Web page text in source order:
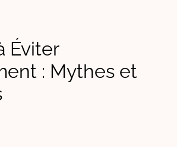
Éviter
: Mythes et